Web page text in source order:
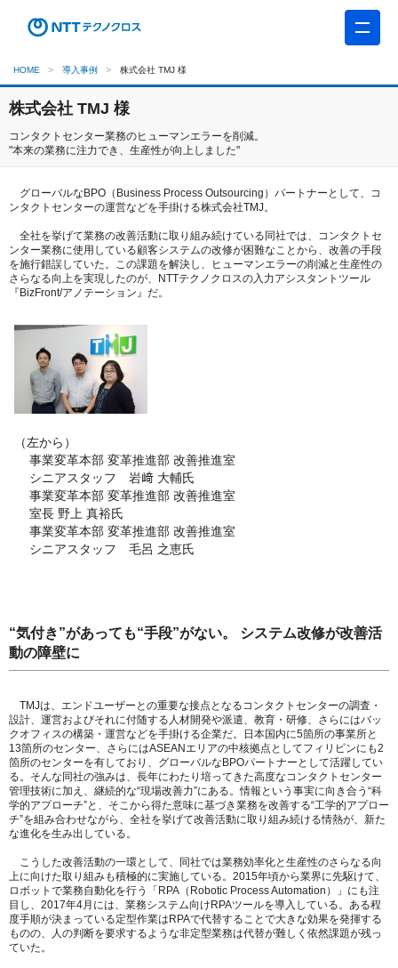
HOME 導入事例 株式会社 TMJ 様
株式会社 TMJ 様
コンタクトセンター業務のヒューマンエラーを削減。
"本来の業務に注力でき、生産性が向上しました"
グローバルなBPO（Business Process Outsourcing）パートナーとして、コ
ンタクトセンターの運営などを手掛ける株式会社TMJ。
全社を挙げて業務の改善活動に取り組み続けている同社では、コンタクトセ
ンター業務に使用している顧客システムの改修が困難なことから、改善の手段
を施行錯誤していた。この課題を解決し、ヒューマンエラーの削減と生産性の
さらなる向上を実現したのが、NTTテクノクロスの入力アシスタントツール
『BizFront/アノテーション』だ。
（左から）
事業変革本部 変革推進部 改善推進室
シニアスタッフ 岩﨑 大輔氏
事業変革本部 変革推進部 改善推進室
室長 野上 真裕氏
事業変革本部 変革推進部 改善推進室
シニアスタッフ 毛呂 之恵氏
“気付き”があっても“手段”がない。 システム改修が改善活
動の障壁に
TMJは、エンドユーザーとの重要な接点となるコンタクトセンターの調査・
設計、運営およびそれに付随する人材開発や派遣、教育・研修、さらにはバッ
クオフィスの構築・運営などを手掛ける企業だ。日本国内に5箇所の事業所と
13箇所のセンター、さらにはASEANエリアの中核拠点としてフィリピンにも2
箇所のセンターを有しており、グローバルなBPOパートナーとして活躍してい
る。そんな同社の強みは、長年にわたり培ってきた高度なコンタクトセンター
管理技術に加え、継続的な“現場改善力”にある。情報という事実に向き合う“科
学的アプローチ”と、そこから得た意味に基づき業務を改善する“工学的アプロー
チ”を組み合わせながら、全社を挙げて改善活動に取り組み続ける情熱が、新た
な進化を生み出している。
こうした改善活動の一環として、同社では業務効率化と生産性のさらなる向
上に向けた取り組みも積極的に実施している。2015年頃から業界に先駆けて、
ロボットで業務自動化を行う「RPA（Robotic Process Automation）」にも注
目し、2017年4月には、業務システム向けRPAツールを導入している。ある程
度手順が決まっている定型作業はRPAで代替することで大きな効果を発揮する
ものの、人の判断を要求するような非定型業務は代替が難しく依然課題が残っ
ていた。